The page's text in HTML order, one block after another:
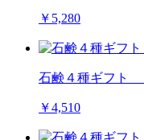
￥5,280
石鹸４種ギフト
￥4,510